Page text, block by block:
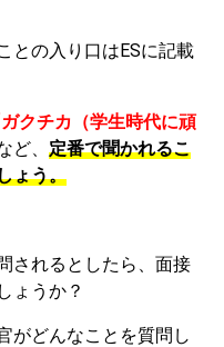
との入り口はESに記載
クチカ（学生時代に頑
ど、 定番で聞かれるこ
ょう。
されるとしたら、面接
ょうか？
がどんなことを質問し